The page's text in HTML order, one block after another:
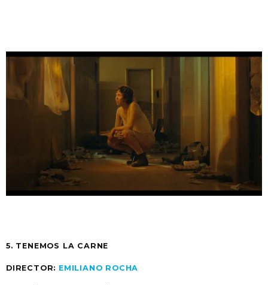
5. TENEMOS LA CARNE
DIRECTOR: EMILIANO ROCHA